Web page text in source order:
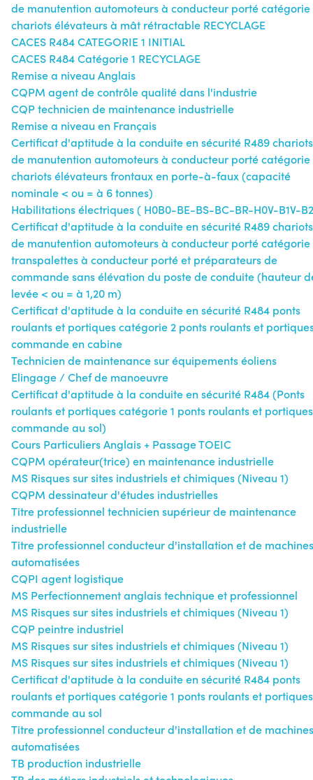
de manutention automoteurs à conducteur porté catégorie
chariots élévateurs à mât rétractable RECYCLAGE
CACES R484 CATEGORIE 1 INITIAL
CACES R484 Catégorie 1 RECYCLAGE
Remise a niveau Anglais
CQPM agent de contrôle qualité dans l'industrie
CQP technicien de maintenance industrielle
Remise a niveau en Français
Certificat d'aptitude à la conduite en sécurité R489 chariots
de manutention automoteurs à conducteur porté catégorie
chariots élévateurs frontaux en porte-à-faux (capacité
nominale < ou = à 6 tonnes)
Habilitations électriques ( H0B0-BE-BS-BC-BR-H0V-B1V-
Certificat d'aptitude à la conduite en sécurité R489 chariots
de manutention automoteurs à conducteur porté catégorie
transpalettes à conducteur porté et préparateurs de
commande sans élévation du poste de conduite (hauteur
levée < ou = à 1,20 m)
Certificat d'aptitude à la conduite en sécurité R484 ponts
roulants et portiques catégorie 2 ponts roulants et
commande en cabine
Technicien de maintenance sur équipements éoliens
Elingage / Chef de manoeuvre
Certificat d'aptitude à la conduite en sécurité R484 (Ponts
roulants et portiques catégorie 1 ponts roulants et
commande au sol)
Cours Particuliers Anglais + Passage TOEIC
CQPM opérateur(trice) en maintenance industrielle
MS Risques sur sites industriels et chimiques (Niveau 1)
CQPM dessinateur d'études industrielles
Titre professionnel technicien supérieur de maintenance
industrielle
Titre professionnel conducteur d'installation et de machines
automatisées
CQPI agent logistique
MS Perfectionnement anglais technique et professionnel
MS Risques sur sites industriels et chimiques (Niveau 1)
CQP peintre industriel
MS Risques sur sites industriels et chimiques (Niveau 1)
MS Risques sur sites industriels et chimiques (Niveau 1)
Certificat d'aptitude à la conduite en sécurité R484 ponts
roulants et portiques catégorie 1 ponts roulants et
commande au sol
Titre professionnel conducteur d'installation et de machines
automatisées
TB production industrielle